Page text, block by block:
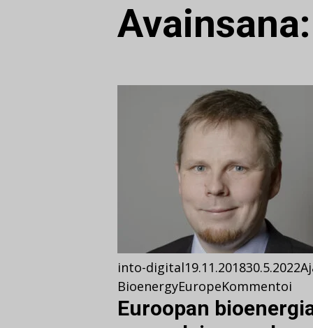
into-digital19.11.201830.5.2022
BioenergyEuropeKommentoi
Euroopan